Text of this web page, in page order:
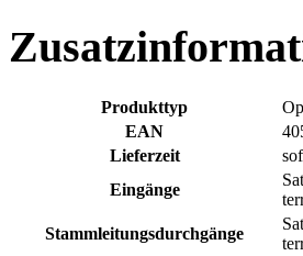
Produkttyp
EAN
Lieferzeit
Eingänge
Stammleitungsdurchgänge